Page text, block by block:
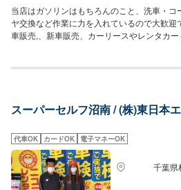
当店はガソリンはもちろんのこと、洗車・コ
ヤ交換など作業に力を入れているので大歓
車販売,、新車販売、カーリースやレンタカ
37,230円～となっております。また、
お客様の愛車のメンテナンスは当店にお任せ
スーパーセルフ沼南 / (株)東日本
代車OK カードOK 電子マネーOK
千葉県